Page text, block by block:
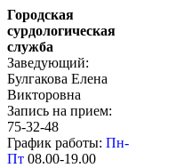
Городская
сурдологическая
служба
Заведующий:
Булгакова Елена
Викторовна
Запись на прием:
75-32-48
График работы: Пн-
Пт 08.00-19.00